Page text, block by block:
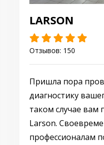
LARSON
Отзывов: 150
Пришла пора
диагностику
таком случае вам
Larson.
профессионалам